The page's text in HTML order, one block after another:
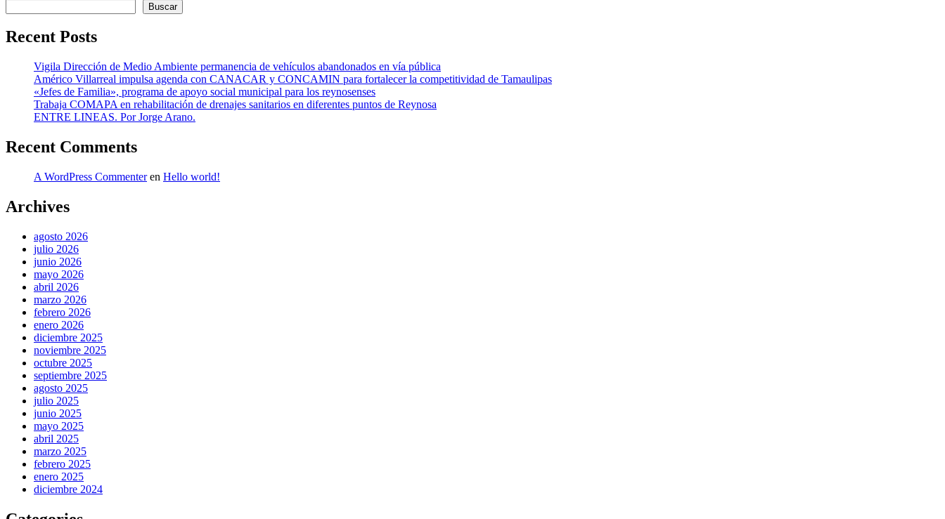
Buscar
Recent Posts
Vigila Dirección de Medio Ambiente permanencia de vehículos abandonados en vía pública
Américo Villarreal impulsa agenda con CANACAR y CONCAMIN para fortalecer la competitividad de Tamaulipas
«Jefes de Familia», programa de apoyo social municipal para los reynosenses
Trabaja COMAPA en rehabilitación de drenajes sanitarios en diferentes puntos de Reynosa
ENTRE LINEAS. Por Jorge Arano.
Recent Comments
A WordPress Commenteren Hello world!
Archives
agosto 2026
julio 2026
junio 2026
mayo 2026
abril 2026
marzo 2026
febrero 2026
enero 2026
diciembre 2025
noviembre 2025
octubre 2025
septiembre 2025
agosto 2025
julio 2025
junio 2025
mayo 2025
abril 2025
marzo 2025
febrero 2025
enero 2025
diciembre 2024